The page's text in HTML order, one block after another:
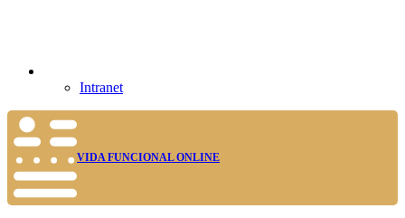
Intranet
VIDA FUNCIONAL ONLINE